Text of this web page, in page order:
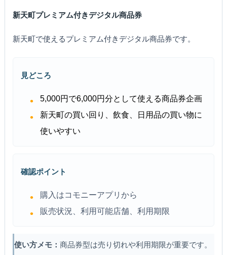
新天町プレミアム付きデジタル商品券
新天町で使えるプレミアム付きデジタル商品券です。
見どころ
5,000円で6,000円分として使える商品券企画
新天町の買い回り、飲食、日用品の買い物に
使いやすい
確認ポイント
購入はコモニーアプリから
販売状況、利用可能店舗、利用期限
使い方メモ： 商品券型は売り切れや利用期限が重要です。